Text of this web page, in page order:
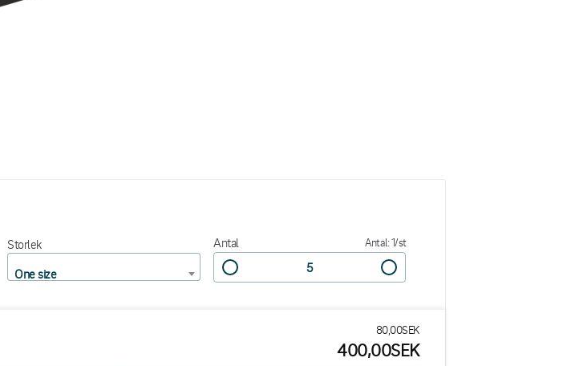
Storlek
One size
Antal Antal: 1/st
80,00SEK
400,00SEK